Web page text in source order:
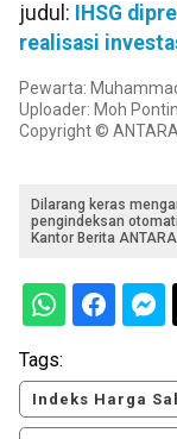
judul:
IHSG
realisasi
Pewarta:
Uploader: Moh
Copyright ©
Dilarang keras
pengindeksan
Kantor Berita
Tags:
Indeks Harga